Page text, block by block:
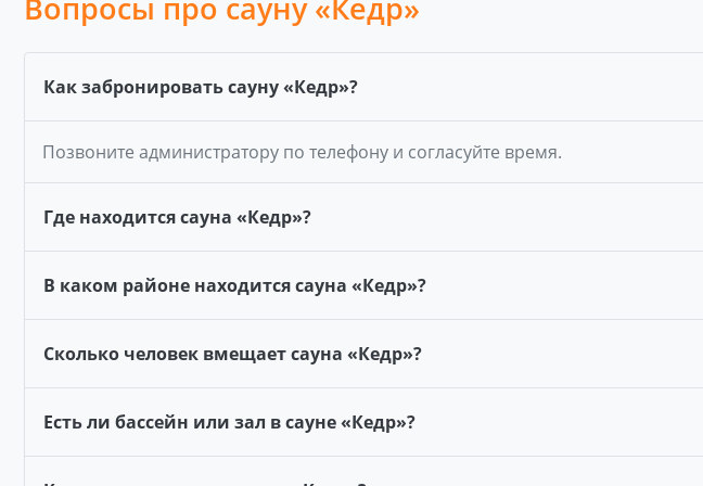
Вопросы про сауну «Кедр»
Как забронировать сауну «Кедр»?
Позвоните администратору по телефону и согласуйте время.
Где находится сауна «Кедр»?
В каком районе находится сауна «Кедр»?
Сколько человек вмещает сауна «Кедр»?
Есть ли бассейн или зал в сауне «Кедр»?